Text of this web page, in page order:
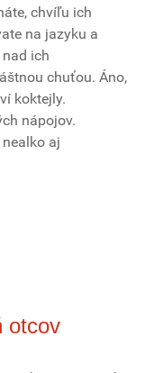
chvíľu ich
na jazyku a
ich
chuťou. Áno,
koktejly.
nápojov.
aj
otcov